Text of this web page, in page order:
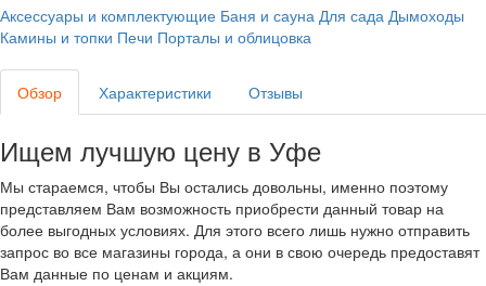
Аксессуары и комплектующие Баня и сауна Для сада Дымоходы
Камины и топки Печи Порталы и облицовка
Обзор Характеристики Отзывы
Ищем лучшую цену в Уфе
Мы стараемся, чтобы Вы остались довольны, именно поэтому
представляем Вам возможность приобрести данный товар на
более выгодных условиях. Для этого всего лишь нужно отправить
запрос во все магазины города, а они в свою очередь предоставят
Вам данные по ценам и акциям.